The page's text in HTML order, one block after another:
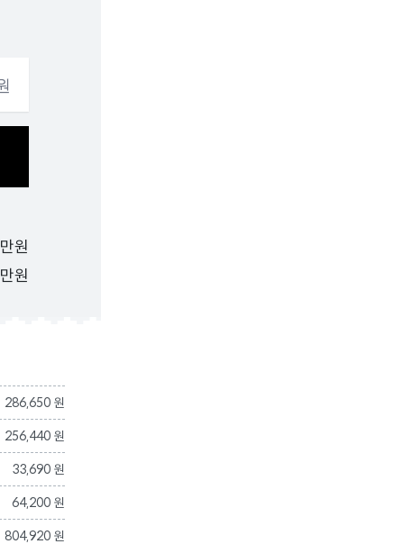
원
원
286,650 원
256,440 원
33,690 원
64,200 원
804,920 원